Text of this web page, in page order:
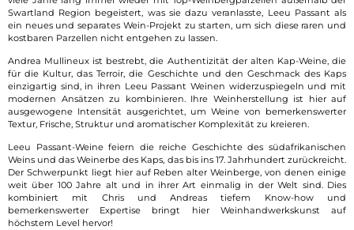
Swartland Region begeistert, was sie dazu veranlasste, Leeu Passant als
ein neues und separates Wein-Projekt zu starten, um sich diese raren und
kostbaren Parzellen nicht entgehen zu lassen.
Andrea Mullineux ist bestrebt, die Authentizität der alten Kap-Weine, die
für die Kultur, das Terroir, die Geschichte und den Geschmack des Kaps
einzigartig sind, in ihren Leeu Passant Weinen widerzuspiegeln und mit
modernen Ansätzen zu kombinieren. Ihre Weinherstellung ist hier auf
ausgewogene Intensität ausgerichtet, um Weine von bemerkenswerter
Textur, Frische, Struktur und aromatischer Komplexität zu kreieren.
Leeu Passant-Weine feiern die reiche Geschichte des südafrikanischen
Weins und das Weinerbe des Kaps, das bis ins 17. Jahrhundert zurückreicht.
Der Schwerpunkt liegt hier auf Reben alter Weinberge, von denen einige
weit über 100 Jahre alt und in ihrer Art einmalig in der Welt sind. Dies
kombiniert mit Chris und Andreas tiefem Know-how und
bemerkenswerter Expertise bringt hier Weinhandwerkskunst auf
höchstem Level hervor!